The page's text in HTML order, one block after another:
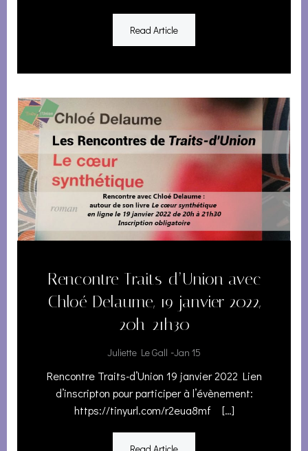
Read Article
Rencontre Traits-d’Union avec
Chloé Delaume, 19 janvier 2022,
20h-21h30
Juliette Le Gall -Jan 15
Rencontre Traits-d’Union 19 janvier 2022 Lien
d’inscripton pour participer à l’évènement:
https://tinyurl.com/r2eua8mf […]